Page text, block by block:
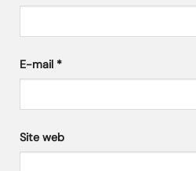
E-mail *
Site web